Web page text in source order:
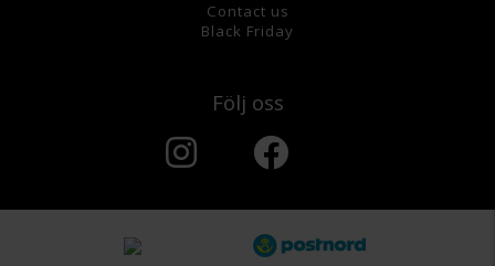
Contact us
Black Friday
Följ oss